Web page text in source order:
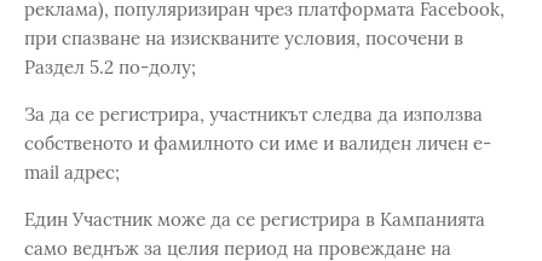
реклама), популяризиран чрез платформата Facebook,
при спазване на изискваните условия, посочени в
Раздел 5.2 по-долу;
За да се регистрира, участникът следва да използва
собственото и фамилното си име и валиден личен e-
mail адрес;
Един Участник може да се регистрира в Кампанията
само веднъж за целия период на провеждане на